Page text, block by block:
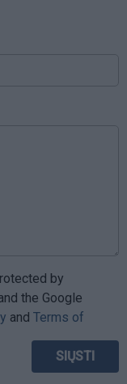
by
the Google
and Terms of